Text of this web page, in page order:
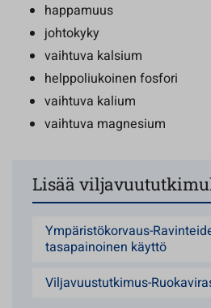
happamuus
johtokyky
vaihtuva kalsium
helppoliukoinen fosfori
vaihtuva kalium
vaihtuva magnesium
Lisää
Ympäristökorvaus-
tasapainoinen käyttö
Viljavuustutkimus-